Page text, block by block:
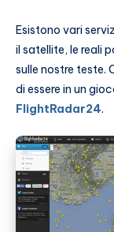
Esistono vari
il satellite, le reali
sulle nostre teste.
di essere in un
FlightRadar24.